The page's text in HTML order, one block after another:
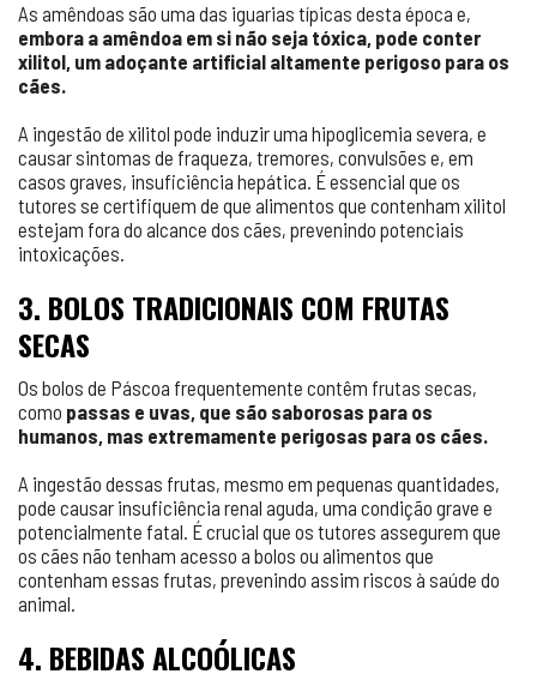
As amêndoas são uma das iguarias típicas desta época e,
embora a amêndoa em si não seja tóxica, pode conter
xilitol, um adoçante artificial altamente perigoso para os
cães.
A ingestão de xilitol pode induzir uma hipoglicemia severa, e
causar sintomas de fraqueza, tremores, convulsões e, em
casos graves, insuficiência hepática. É essencial que os
tutores se certifiquem de que alimentos que contenham xilitol
estejam fora do alcance dos cães, prevenindo potenciais
intoxicações.
3. BOLOS TRADICIONAIS COM FRUTAS
SECAS
Os bolos de Páscoa frequentemente contêm frutas secas,
como passas e uvas, que são saborosas para os
humanos, mas extremamente perigosas para os cães.
A ingestão dessas frutas, mesmo em pequenas quantidades,
pode causar insuficiência renal aguda, uma condição grave e
potencialmente fatal. É crucial que os tutores assegurem que
os cães não tenham acesso a bolos ou alimentos que
contenham essas frutas, prevenindo assim riscos à saúde do
animal.
4. BEBIDAS ALCOÓLICAS